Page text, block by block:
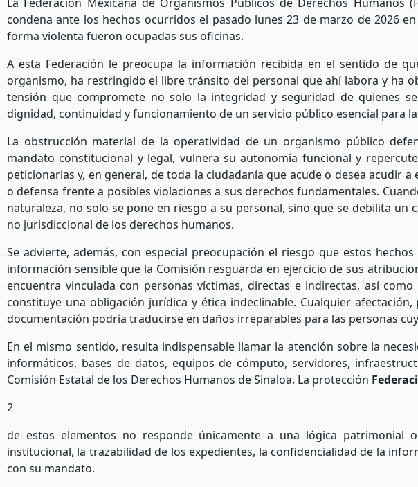
condena ante los hechos ocurridos el pasado lunes 23 de marzo de 2026
forma violenta fueron ocupadas sus oficinas.
A esta Federación le preocupa la información recibida en el sentido de
organismo, ha restringido el libre tránsito del personal que ahí labora y ha
tensión que compromete no solo la integridad y seguridad de quienes
dignidad, continuidad y funcionamiento de un servicio público esencial para
La obstrucción material de la operatividad de un organismo público
mandato constitucional y legal, vulnera su autonomía funcional y
peticionarias y, en general, de toda la ciudadanía que acude o desea acudir
o defensa frente a posibles violaciones a sus derechos fundamentales.
naturaleza, no solo se pone en riesgo a su personal, sino que se debilita
no jurisdiccional de los derechos humanos.
Se advierte, además, con especial preocupación el riesgo que estos
información sensible que la Comisión resguarda en ejercicio de sus
encuentra vinculada con personas víctimas, directas e indirectas, así
constituye una obligación jurídica y ética indeclinable. Cualquier
documentación podría traducirse en daños irreparables para las personas
En el mismo sentido, resulta indispensable llamar la atención sobre la
informáticos, bases de datos, equipos de cómputo, servidores,
Comisión Estatal de los Derechos Humanos de Sinaloa. La protección
2
de estos elementos no responde únicamente a una lógica
institucional, la trazabilidad de los expedientes, la confidencialidad de la
con su mandato.